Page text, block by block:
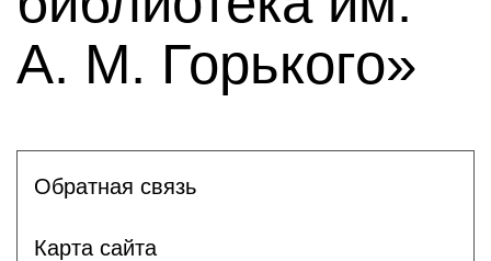
А. М. Горького»
Обратная связь
Карта сайта